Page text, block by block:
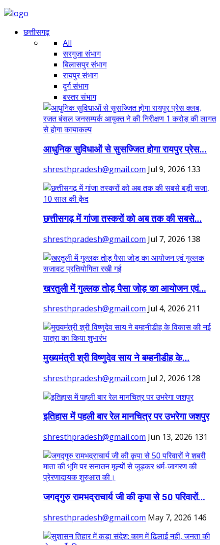
छत्तीसगढ़
All
सरगुजा संभाग
बिलासपुर संभाग
रायपुर संभाग
दुर्ग संभाग
बस्तर संभाग
आधुनिक सुविधाओं से सुसज्जित होगा रायपुर प्रेस...
shresthpradesh@gmail.com Jul 9, 2026 133
छत्तीसगढ़ में गांजा तस्करों को अब तक की सबसे...
shresthpradesh@gmail.com Jul 7, 2026 138
खरतुली में गुल्लक तोड़ पैसा जोड़ का आयोजन एवं...
shresthpradesh@gmail.com Jul 4, 2026 211
मुख्यमंत्री श्री विष्णुदेव साय ने बम्हनीडीह के...
shresthpradesh@gmail.com Jul 2, 2026 128
इतिहास में पहली बार रेल मानचित्र पर उभरेगा जशपुर
shresthpradesh@gmail.com Jun 13, 2026 131
जगद्गुरु रामभद्राचार्य जी की कृपा से 50 परिवारों...
shresthpradesh@gmail.com May 7, 2026 146